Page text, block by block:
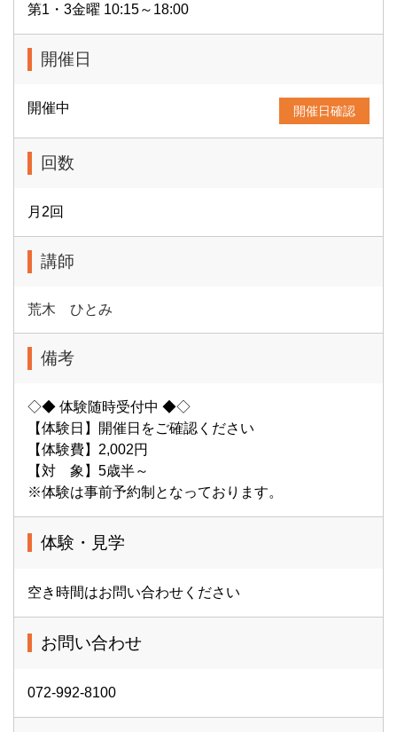
第1・3金曜 10:15～18:00
開催日
開催中 開催日確認
回数
月2回
講師
荒木 ひとみ
備考
◇◆ 体験随時受付中 ◆◇
【体験日】開催日をご確認ください
【体験費】2,002円
【対 象】5歳半～
※体験は事前予約制となっております。
体験・見学
空き時間はお問い合わせください
お問い合わせ
072-992-8100